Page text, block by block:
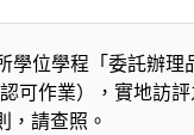
學位學程「委託辦理
可作業），實地訪
，請查照。